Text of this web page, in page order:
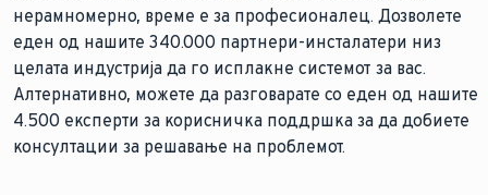
нерамномерно, време е за професионалец. Дозволете
еден од нашите 340.000 партнери-инсталатери низ
целата индустрија да го исплакне системот за вас.
Алтернативно, можете да разговарате со еден од нашите
4.500 експерти за корисничка поддршка за да добиете
консултации за решавање на проблемот.